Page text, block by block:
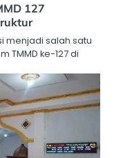
127
menjadi salah satu
TMMD ke-127 di